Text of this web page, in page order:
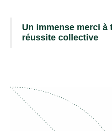
Un immense merci à
réussite collective